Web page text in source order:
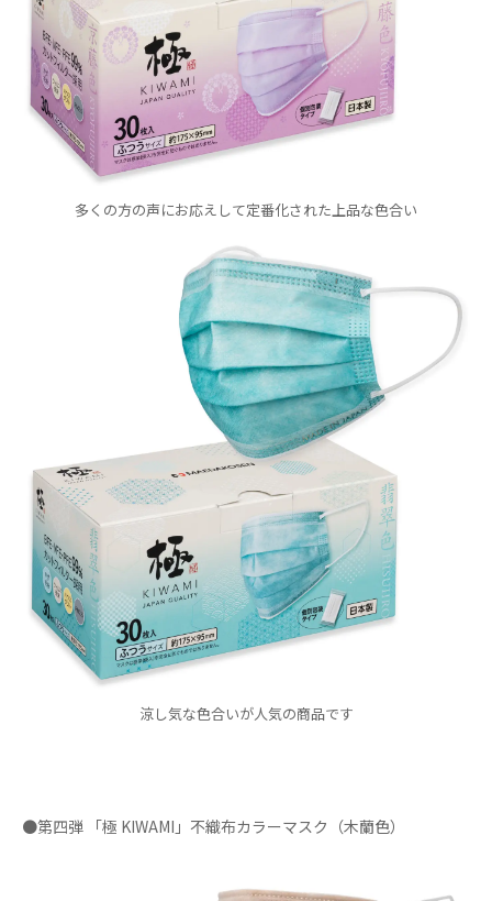
多くの方の声にお応えして定番化された上品な色合い
涼し気な色合いが人気の商品です
●第四弾 「極 KIWAMI」不織布カラーマスク（木蘭色）